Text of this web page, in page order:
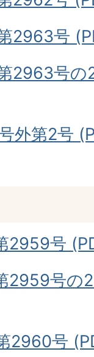
2963号
2963号の
外第2号
2959号
2959号の
2960号